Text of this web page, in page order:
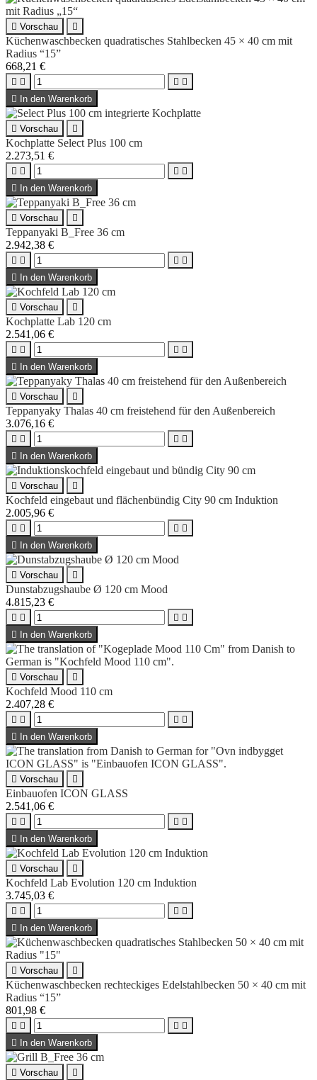
 Vorschau 
Küchenwaschbecken quadratisches Stahlbecken 45 × 40 cm mit
Radius “15”
668,21 €
   

In den Warenkorb
 Vorschau 
Kochplatte Select Plus 100 cm
2.273,51 €
   

In den Warenkorb
 Vorschau 
Teppanyaki B_Free 36 cm
2.942,38 €
   

In den Warenkorb
 Vorschau 
Kochplatte Lab 120 cm
2.541,06 €
   

In den Warenkorb
 Vorschau 
Teppanyaky Thalas 40 cm freistehend für den Außenbereich
3.076,16 €
   

In den Warenkorb
 Vorschau 
Kochfeld eingebaut und flächenbündig City 90 cm Induktion
2.005,96 €
   

In den Warenkorb
 Vorschau 
Dunstabzugshaube Ø 120 cm Mood
4.815,23 €
   

In den Warenkorb
 Vorschau 
Kochfeld Mood 110 cm
2.407,28 €
   

In den Warenkorb
 Vorschau 
Einbauofen ICON GLASS
2.541,06 €
   

In den Warenkorb
 Vorschau 
Kochfeld Lab Evolution 120 cm Induktion
3.745,03 €
   

In den Warenkorb
 Vorschau 
Küchenwaschbecken rechteckiges Edelstahlbecken 50 × 40 cm mit
Radius “15”
801,98 €
   

In den Warenkorb
 Vorschau 